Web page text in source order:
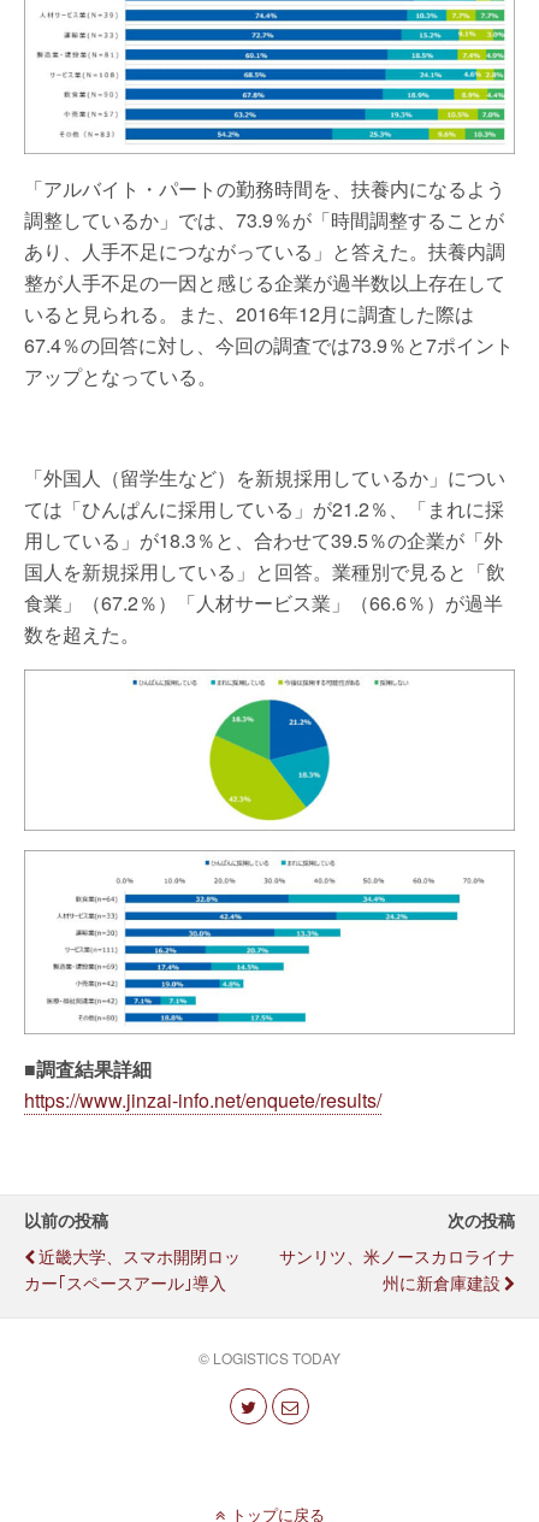
「アルバイト・パートの勤務時間を、扶養内になるよう
調整しているか」では、73.9％が「時間調整することが
あり、人手不足につながっている」と答えた。扶養内調
整が人手不足の一因と感じる企業が過半数以上存在して
いると見られる。また、2016年12月に調査した際は
67.4％の回答に対し、今回の調査では73.9％と7ポイント
アップとなっている。
「外国人（留学生など）を新規採用しているか」につい
ては「ひんぱんに採用している」が21.2％、「まれに採
用している」が18.3％と、合わせて39.5％の企業が「外
国人を新規採用している」と回答。業種別で見ると「飲
食業」（67.2％）「人材サービス業」（66.6％）が過半
数を超えた。
■調査結果詳細
https://www.jinzai-info.net/enquete/results/
以前の投稿
近畿大学、スマホ開閉ロッ
カー｢スペースアール｣導入
次の投稿
サンリツ、米ノースカロライナ
州に新倉庫建設
© LOGISTICS TODAY
トップに戻る